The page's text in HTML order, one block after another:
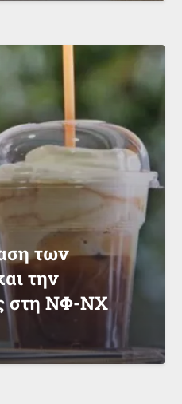
των
την
στη ΝΦ-ΝΧ